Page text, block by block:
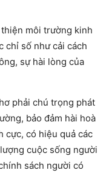
môi trường kinh
chỉ số như cải cách
sự hài lòng của
phải chú trọng phát
bảo đảm hài hoà
cực, có hiệu quả các
cuộc sống người
sách người có